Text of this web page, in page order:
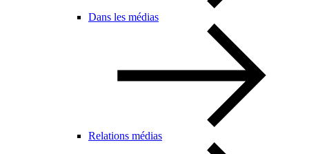
Dans les médias
Relations médias